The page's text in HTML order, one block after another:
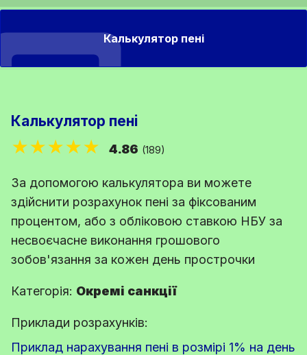
Калькулятор пені
Калькулятор пені
★★★★★ 4.86 (189)
За допомогою калькулятора ви можете
здійснити розрахунок пені за фіксованим
процентом, або з обліковою ставкою НБУ за
несвоєчасне виконання грошового
зобов'язання за кожен день прострочки
Категорія: Окремі санкції
Приклади розрахунків:
Приклад нарахування пені в розмірі 1% на день